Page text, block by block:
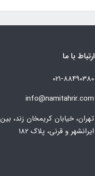
ارتباط با ما
021-88490380
info@namitahrir.com
تهران، خیابان کریمخان زند، بین
ایرانشهر و قرنی، پلاک 182